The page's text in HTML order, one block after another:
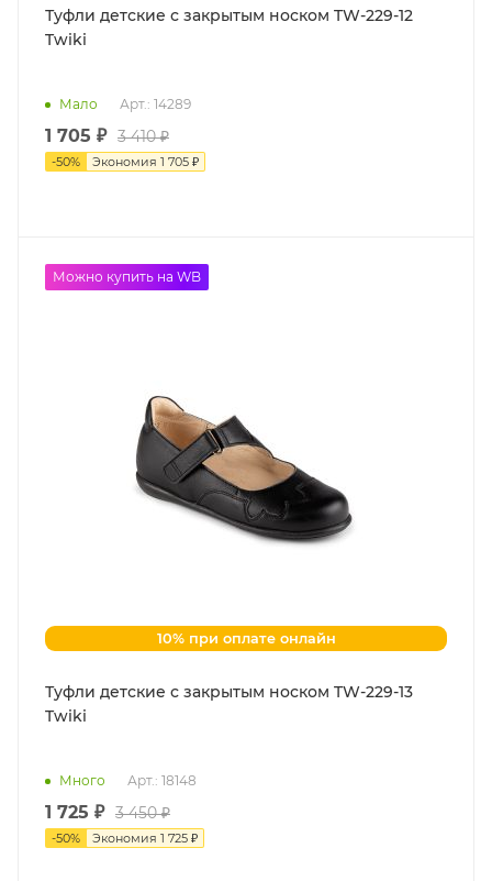
Туфли детские с закрытым носком TW-229-12
Twiki
Мало Арт.: 14289
1 705 ₽ 3 410 ₽
-50% Экономия 1 705 ₽
10% при оплате онлайн
Можно купить на WB
Туфли детские с закрытым носком TW-229-13
Twiki
Много Арт.: 18148
1 725 ₽ 3 450 ₽
-50% Экономия 1 725 ₽